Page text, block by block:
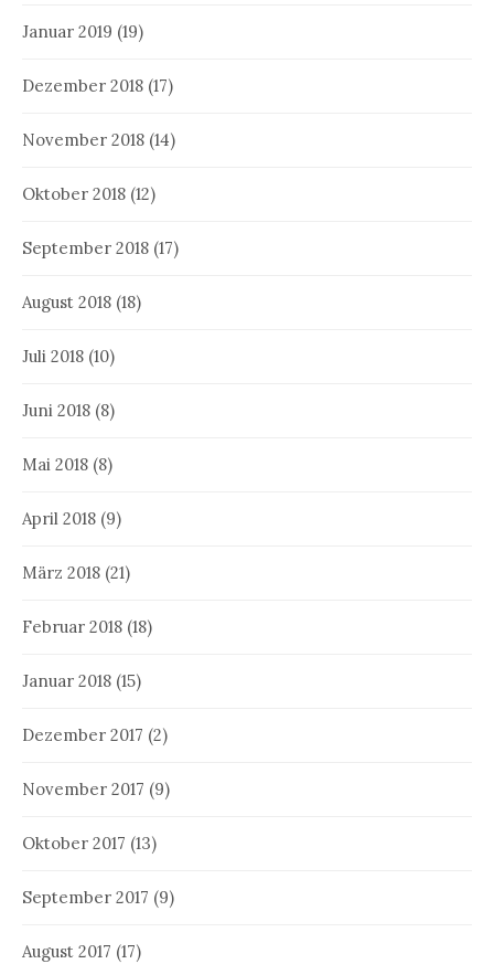
Januar 2019 (19)
Dezember 2018 (17)
November 2018 (14)
Oktober 2018 (12)
September 2018 (17)
August 2018 (18)
Juli 2018 (10)
Juni 2018 (8)
Mai 2018 (8)
April 2018 (9)
März 2018 (21)
Februar 2018 (18)
Januar 2018 (15)
Dezember 2017 (2)
November 2017 (9)
Oktober 2017 (13)
September 2017 (9)
August 2017 (17)